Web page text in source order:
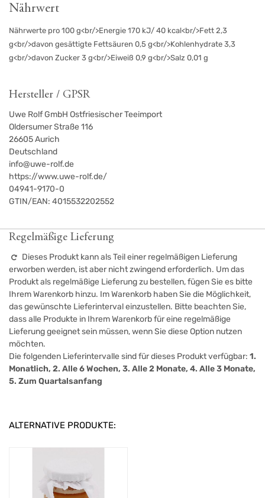
Nährwert
Nährwerte pro 100 g<br/>Energie 170 kJ/ 40 kcal<br/>Fett 2,3
g<br/>davon gesättigte Fettsäuren 0,5 g<br/>Kohlenhydrate 3,3
g<br/>davon Zucker 3 g<br/>Eiweiß 0,9 g<br/>Salz 0,01 g
Hersteller / GPSR
Uwe Rolf GmbH Ostfriesischer Teeimport
Oldersumer Straße 116
26605Aurich
Deutschland
info@uwe-rolf.de
https://www.uwe-rolf.de/
04941-9170-0
GTIN/EAN: 4015532202552
Regelmäßige Lieferung
Dieses Produkt kann als Teil einer regelmäßigen Lieferung
erworben werden, ist aber nicht zwingend erforderlich. Um das
Produkt als regelmäßige Lieferung zu bestellen, fügen Sie es bitte
Ihrem Warenkorb hinzu. Im Warenkorb haben Sie die Möglichkeit,
das gewünschte Lieferinterval einzustellen. Bitte beachten Sie,
dass alle Produkte in Ihrem Warenkorb für eine regelmäßige
Lieferung geeignet sein müssen, wenn Sie diese Option nutzen
möchten.
Die folgenden Lieferintervalle sind für dieses Produkt verfügbar: 1.
Monatlich, 2. Alle 6 Wochen, 3. Alle 2 Monate, 4. Alle 3 Monate,
5. Zum Quartalsanfang
ALTERNATIVE PRODUKTE: